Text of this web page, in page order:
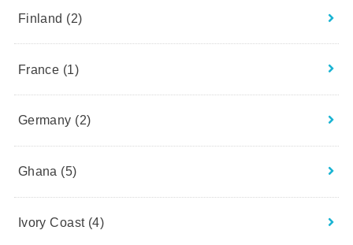
Finland (2)
France (1)
Germany (2)
Ghana (5)
Ivory Coast (4)